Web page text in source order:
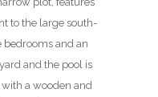
to the large south-
and an
and the pool is
a wooden and